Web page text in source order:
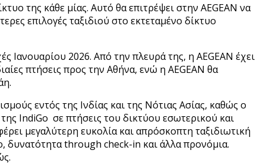
της κάθε μίας. Αυτό θα επιτρέψει στην AEGEAN να
επιλογές ταξιδιού στο εκτεταμένο δίκτυο
Ιανουαρίου 2026. Από την πλευρά της, η AEGEAN έχει
πτήσεις προς την Αθήνα, ενώ η AEGEAN θα
εντός της Ινδίας και της Νότιας Ασίας, καθώς ο
IndiGo σε πτήσεις του δικτύου εσωτερικού και
μεγαλύτερη ευκολία και απρόσκοπτη ταξιδιωτική
δυνατότητα through check-in και άλλα προνόμια.